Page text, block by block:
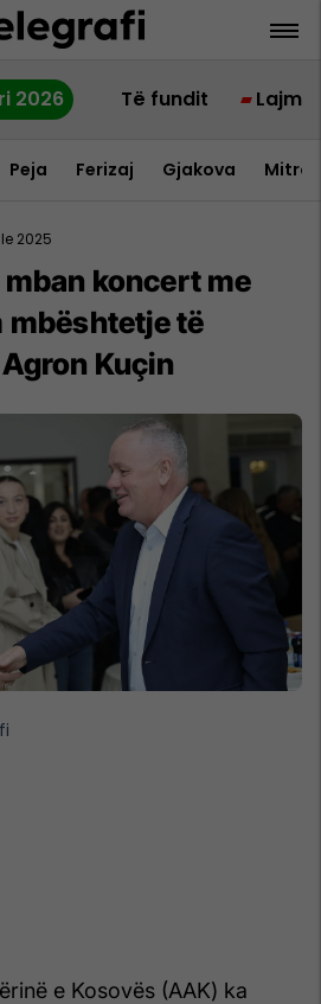
2026 Të fundit Lajme
Peja Ferizaj Gjakova
2025
koncert me
mbështetje të
Kuçin
e Kosovës (AAK) ka